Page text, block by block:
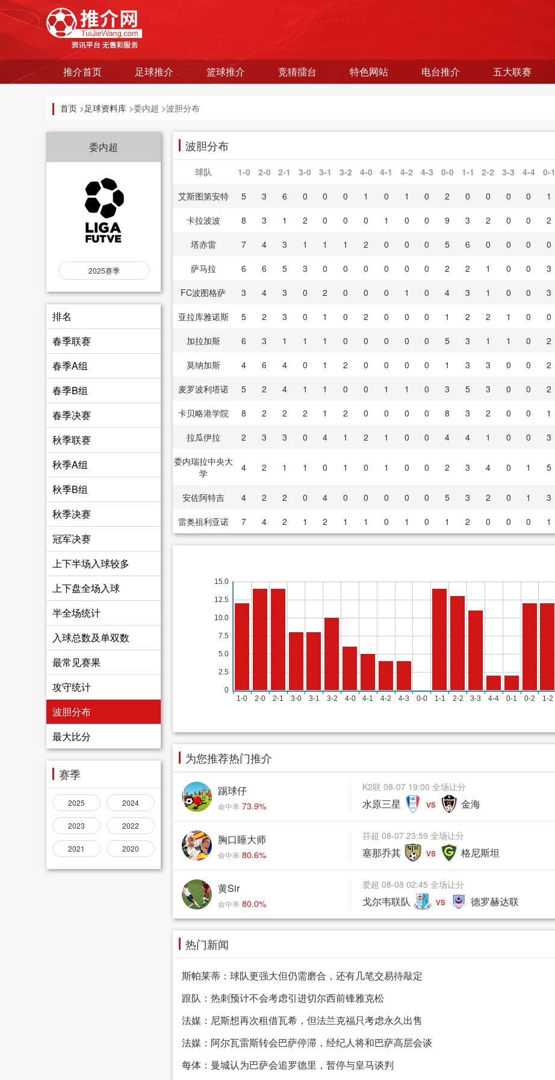
推介首页 足球推介 篮球推介 竞猜擂台 特色网站 电台推介 五大联赛
首页 >足球资料库 >委内超 >波胆分布
委内超
2025赛季
排名
春季联赛
春季A组
春季B组
春季决赛
秋季联赛
秋季A组
秋季B组
秋季决赛
冠军决赛
上下半场入球较多
上下盘全场入球
半全场统计
入球总数及单双数
最常见赛果
攻守统计
波胆分布
最大比分
赛季
2025 2024
2023 2022
2021 2020
波胆分布
球队 1-0 2-0 2-1 3-0 3-1 3-2 4-0 4-1 4-2 4-3 0-0 1-1 2-2 3-3 4-4 0-1
艾斯图第安特
5 3 6 0 0 0 1 0 1 0 2 0 0 0 0 1
卡拉波波
8 3 1 2 0 0 0 1 0 0 9 3 2 0 0 2
塔赤雷
7 4 3 1 1 1 2 0 0 0 5 6 0 0 0 0
萨马拉
6 6 5 3 0 0 0 0 0 0 2 2 1 0 0 3
FC波图格萨
3 4 3 0 2 0 0 0 1 0 4 3 1 0 0 3
亚拉库雅诺斯
5 2 3 0 1 0 2 0 0 0 1 2 2 1 0 0
加拉加斯
6 3 1 1 1 0 0 0 0 0 5 3 1 1 0 2
莫纳加斯
4 6 4 0 1 2 0 0 0 0 1 3 3 0 0 2
麦罗波利塔诺
5 2 4 1 1 0 0 1 1 0 3 5 3 0 0 2
卡贝略港学院
8 2 2 2 1 2 0 0 0 0 8 3 2 0 0 1
拉瓜伊拉
2 3 3 0 4 1 2 1 0 0 4 4 1 0 0 3
委内瑞拉中央大
学
4 2 1 1 0 1 0 1 0 0 2 3 4 0 1 5
安佐阿特吉 4 2 2 0 4 0 0 0 0 0 5 3 2 0 1 3
雷奥祖利亚诺
7 4 2 1 2 1 1 0 1 0 1 2 0 0 0 1
为您推荐热门推介
踢球仔
命中率 73.9%
K2联 08-07 19:00 全场让分
水原三星 vs 金海
胸口睡大师
命中率 80.6%
芬超 08-07 23:59 全场让分
塞那乔其 vs 格尼斯坦
黄Sir
命中率 80.0%
爱超 08-08 02:45 全场让分
戈尔韦联队 vs 德罗赫达联
热门新闻
斯帕莱蒂：球队更强大但仍需磨合，还有几笔交易待敲定
跟队：热刺预计不会考虑引进切尔西前锋雅克松
法媒：尼斯想再次租借瓦希，但法兰克福只考虑永久出售
法媒：阿尔瓦雷斯转会巴萨停滞，经纪人将和巴萨高层会谈
每体：曼城认为巴萨会追罗德里，暂停与皇马谈判